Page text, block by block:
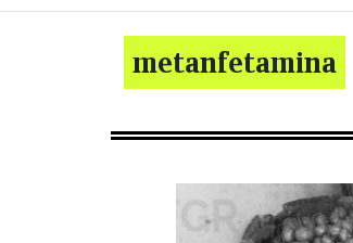
metanfetamina